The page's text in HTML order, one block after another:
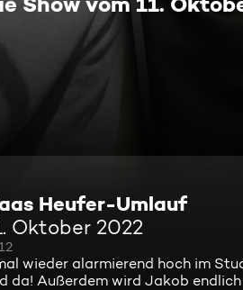
Heufer-Umlauf
Oktober 2022
wieder alarmierend hoch im
da! Außerdem wird Jakob